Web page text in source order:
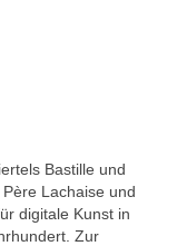
Bastille und
Lachaise und
digitale Kunst in
Zur